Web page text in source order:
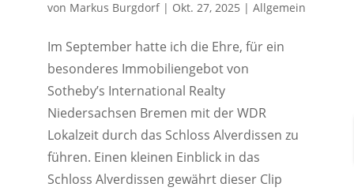
von Markus Burgdorf| Okt. 27, 2025 | Allgemein
Im September hatte ich die Ehre, für ein
besonderes Immobiliengebot von
Sotheby’s International Realty
Niedersachsen Bremen mit der WDR
Lokalzeit durch das Schloss Alverdissen zu
führen. Einen kleinen Einblick in das
Schloss Alverdissen gewährt dieser Clip